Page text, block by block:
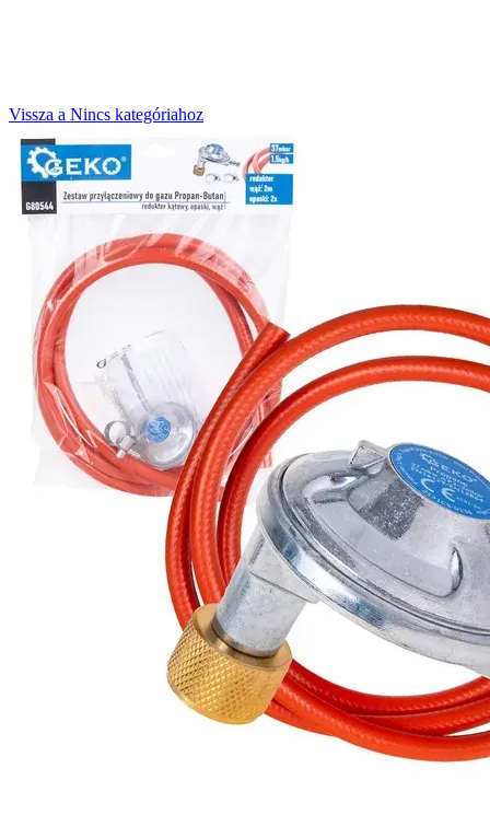
Vissza a Nincs kategóriahoz